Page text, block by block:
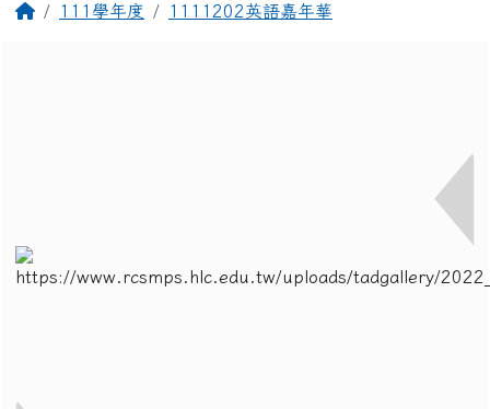
回首頁111學年度 1111202英語嘉年華